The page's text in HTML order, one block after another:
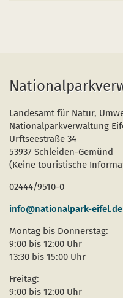
Landesamt für Natur,
Nationalparkverwaltung
Urftseestraße 34
53937 Schleiden-Gemünd
(Keine touristische
02444/9510-0
info@nationalpark-eifel.de
Montag bis Donnerstag:
9:00 bis 12:00 Uhr
13:30 bis 15:00 Uhr
Freitag:
9:00 bis 12:00 Uhr